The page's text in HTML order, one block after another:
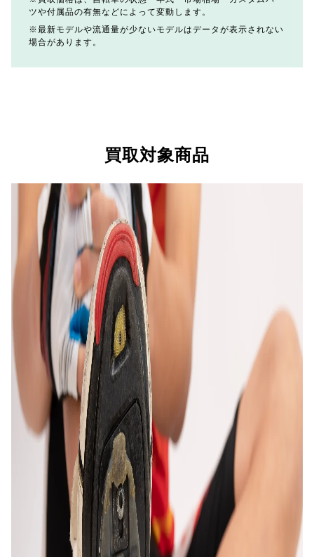
ツや付属品の有無などによって変動します。
最新モデルや流通量が少ないモデルはデータが表示されない
場合があります。
買取対象商品